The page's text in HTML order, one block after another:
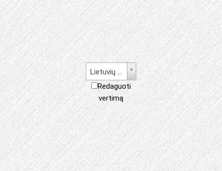
Lietuvių kalba
Redaguoti
vertimą